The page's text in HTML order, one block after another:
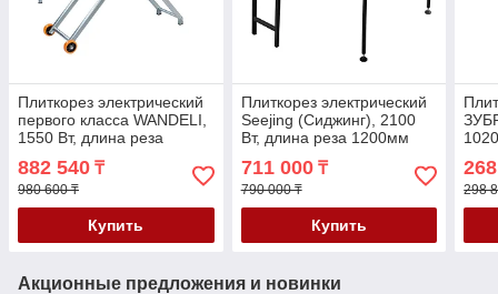
Плиткорез электрический
первого класса WANDELI,
1550 Вт, длина реза
882 540 ₸
980 600 ₸
Купить
Плиткорез электрический
Seejing (Сиджинг), 2100
Вт, длина реза 1200мм
711 000₸
790 000 ₸
Купить
298
Акционные предложения и новинки